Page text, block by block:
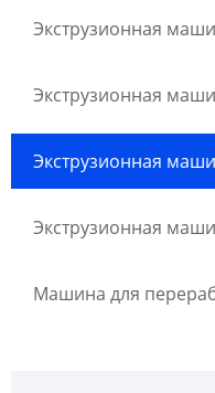
Экструзионная
древесного пластика
Экструзионная
Экструзионная
профиля
Экструзионная
Машина для